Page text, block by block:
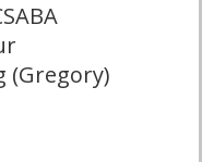
(Gregory)